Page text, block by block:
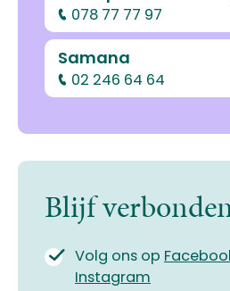
078 77 77 97
Samana
02 246 64 64
Blijf
Volg ons op
Instagram